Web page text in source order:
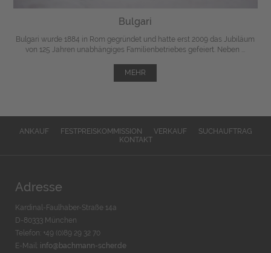
Bulgari
Bulgari wurde 1884 in Rom gegründet und hatte erst 2009 das Jubiläum
von 125 Jahren unabhängiges Familienbetriebes gefeiert. Neben ...
MEHR
ANKAUF FESTPREISKOMMISSION VERKAUF
SUCHAUFTRAG
KONTAKT
Adresse
Kardinal-Faulhaber-Straße 14a
D-80333 München
Telefon: +49 (0)89 29 32 70
E-Mail: info@bachmann-scher.de